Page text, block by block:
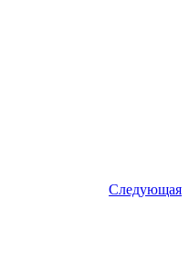
Следующая